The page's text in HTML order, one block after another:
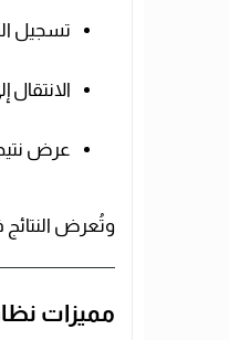
تسجيل
الانتقال
عرض
وتُعرض النتائج
مميزات نظام